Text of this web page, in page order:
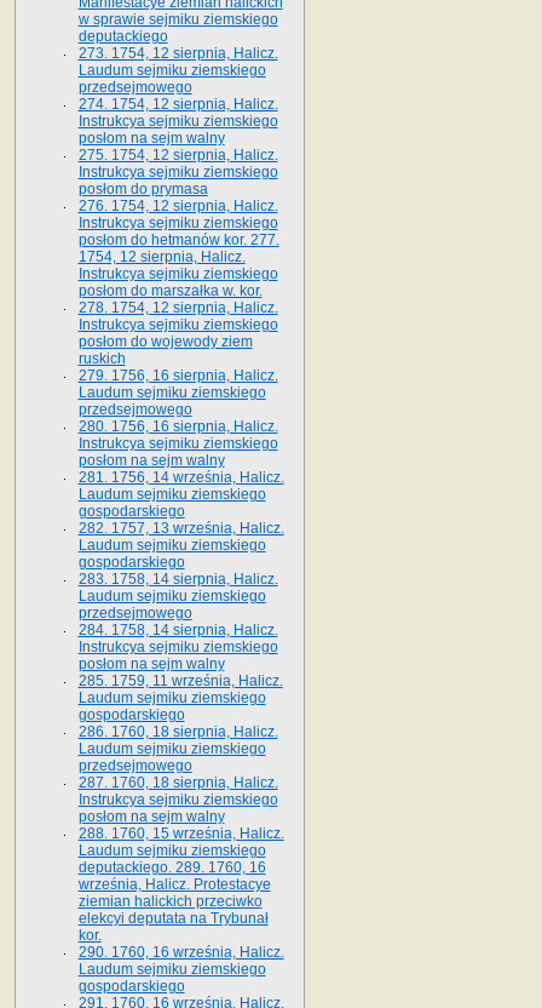
w sprawie sejmiku ziemskiego
deputackiego
273. 1754, 12 sierpnia, Halicz.
Laudum sejmiku ziemskiego
przedsejmowego
274. 1754, 12 sierpnia, Halicz.
Instrukcya sejmiku ziemskiego
posłom na sejm walny
275. 1754, 12 sierpnia, Halicz.
Instrukcya sejmiku ziemskiego
posłom do prymasa
276. 1754, 12 sierpnia, Halicz.
Instrukcya sejmiku ziemskiego
posłom do hetmanów kor. 277.
1754, 12 sierpnia, Halicz.
Instrukcya sejmiku ziemskiego
posłom do marszałka w. kor.
278. 1754, 12 sierpnia, Halicz.
Instrukcya sejmiku ziemskiego
posłom do wojewody ziem
ruskich
279. 1756, 16 sierpnia, Halicz.
Laudum sejmiku ziemskiego
przedsejmowego
280. 1756, 16 sierpnia, Halicz.
Instrukcya sejmiku ziemskiego
posłom na sejm walny
281. 1756, 14 września, Halicz.
Laudum sejmiku ziemskiego
gospodarskiego
282. 1757, 13 września, Halicz.
Laudum sejmiku ziemskiego
gospodarskiego
283. 1758, 14 sierpnia, Halicz.
Laudum sejmiku ziemskiego
przedsejmowego
284. 1758, 14 sierpnia, Halicz.
Instrukcya sejmiku ziemskiego
posłom na sejm walny
285. 1759, 11 września, Halicz.
Laudum sejmiku ziemskiego
gospodarskiego
286. 1760, 18 sierpnia, Halicz.
Laudum sejmiku ziemskiego
przedsejmowego
287. 1760, 18 sierpnia, Halicz.
Instrukcya sejmiku ziemskiego
posłom na sejm walny
288. 1760, 15 września, Halicz.
Laudum sejmiku ziemskiego
deputackiego. 289. 1760, 16
września, Halicz. Protestacye
ziemian halickich przeciwko
elekcyi deputata na Trybunał
kor.
290. 1760, 16 września, Halicz.
Laudum sejmiku ziemskiego
gospodarskiego
291. 1760, 16 września, Halicz.